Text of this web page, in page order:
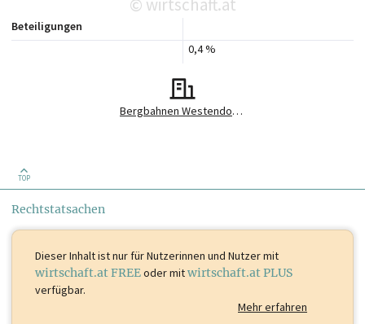
© wirtschaft.at
Bergbahnen Westendorf Gesellschaft m.b.H.
0,4 %
Beteiligungen
TOP
Rechtstatsachen
Dieser Inhalt istnur für Nutzerinnen und Nutzer mit
wirtschaft.at FREEoder mitwirtschaft.at PLUS
verfügbar.
Mehr erfahren